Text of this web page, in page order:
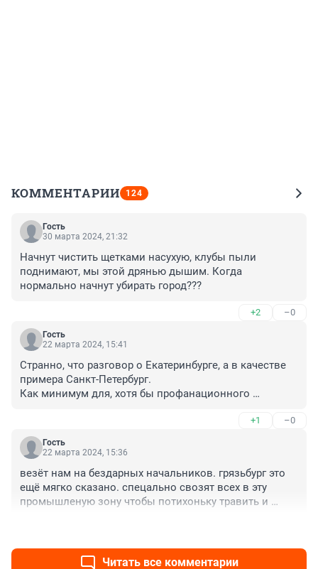
КОММЕНТАРИИ 124
Гость
30 марта 2024, 21:32
Начнут чистить щетками насухую, клубы пыли
поднимают, мы этой дрянью дышим. Когда
нормально начнут убирать город???
+2 –0
Гость
22 марта 2024, 15:41
Странно, что разговор о Екатеринбурге, а в качестве
примера Санкт-Петербург.
Как минимум для, хотя бы профанационного
химического содержания Hg, Cd и Pb, основных
загрязнителей в воде на обочине дорог и в воздухе
на высоту роста человека; содержания частиц
потоками воздуха только перевиваются. В воздухе
песок постоянно не циркулирует он более плотный
чем пыль. Постоянно в воздухе циркулируют частицы
в городе являются люди на слизистых и открытых
участках поверхности, которых и оседает всё это
+1 –0
Гость
22 марта 2024, 15:36
везёт нам на бездарных начальников. грязьбург это
ещё мягко сказано. спецально свозят всех в эту
промышленую зону чтобы потихоньку травить и
Читать все комментарии